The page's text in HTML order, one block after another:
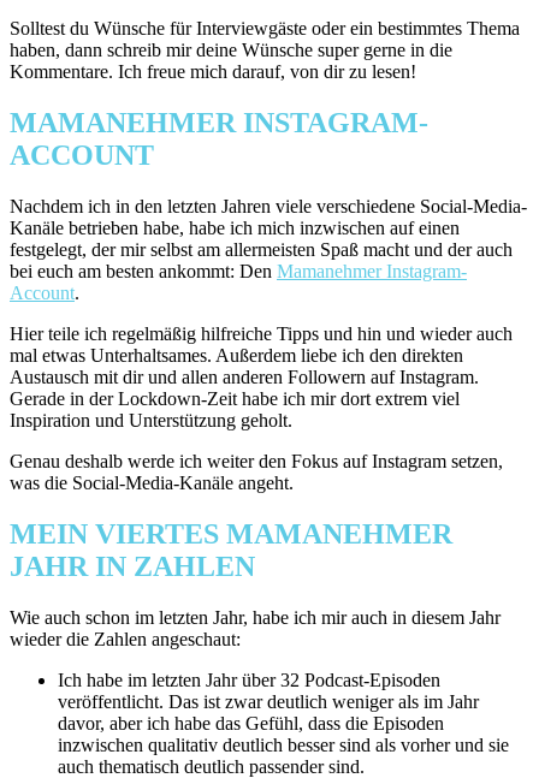
Solltest du Wünsche für Interviewgäste oder ein bestimmtes Thema
haben, dann schreib mir deine Wünsche super gerne in die
Kommentare. Ich freue mich darauf, von dir zu lesen!
MAMANEHMER INSTAGRAM-
ACCOUNT
Nachdem ich in den letzten Jahren viele verschiedene Social-Media-
Kanäle betrieben habe, habe ich mich inzwischen auf einen
festgelegt, der mir selbst am allermeisten Spaß macht und der auch
bei euch am besten ankommt: Den Mamanehmer Instagram-
Account.
Hier teile ich regelmäßig hilfreiche Tipps und hin und wieder auch
mal etwas Unterhaltsames. Außerdem liebe ich den direkten
Austausch mit dir und allen anderen Followern auf Instagram.
Gerade in der Lockdown-Zeit habe ich mir dort extrem viel
Inspiration und Unterstützung geholt.
Genau deshalb werde ich weiter den Fokus auf Instagram setzen,
was die Social-Media-Kanäle angeht.
MEIN VIERTES MAMANEHMER
JAHR IN ZAHLEN
Wie auch schon im letzten Jahr, habe ich mir auch in diesem Jahr
wieder die Zahlen angeschaut:
Ich habe im letzten Jahr über 32 Podcast-Episoden
veröffentlicht. Das ist zwar deutlich weniger als im Jahr
davor, aber ich habe das Gefühl, dass die Episoden
inzwischen qualitativ deutlich besser sind als vorher und sie
auch thematisch deutlich passender sind.